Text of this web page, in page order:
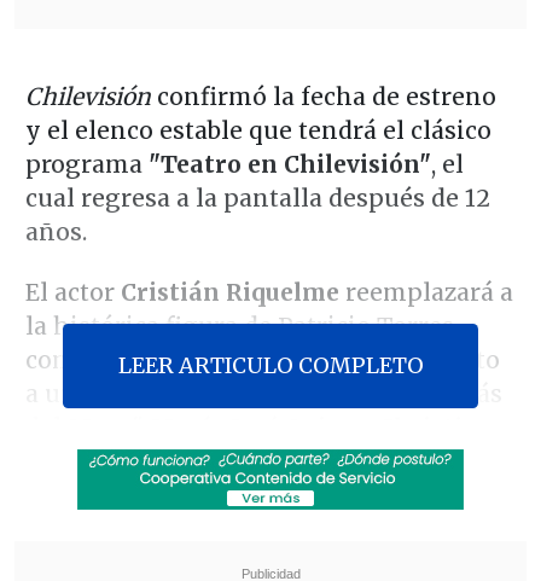
Chilevisiónconfirmó la fecha de estreno
y el elenco estable que tendrá el clásico
programa "Teatro en Chilevisión", el
cual regresa a la pantalla después de 12
años.
El actor Cristián Riquelme reemplazará a
la histórica figura de Patricio Torres
como el rostro ancla del programa junto
a un elenco integrado por los ex "Detrás
Henríquez y Kurt Carrera (que también
estarán en "El Club de la Comedia").
LEER ARTICULO COMPLETO